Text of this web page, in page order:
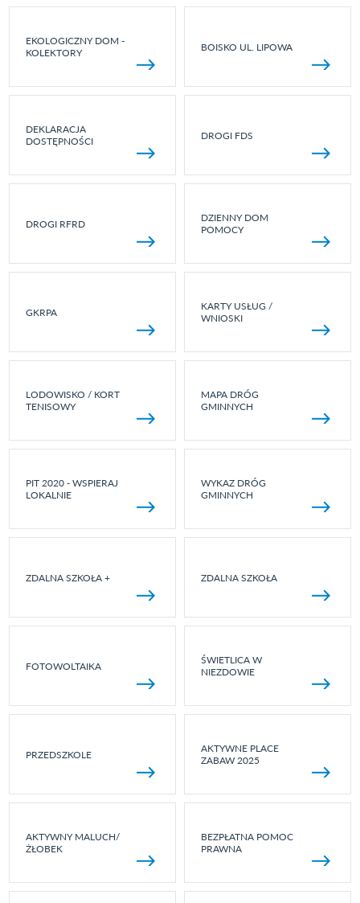
EKOLOGICZNY DOM -
KOLEKTORY
BOISKO UL. LIPOWA
DEKLARACJA
DOSTĘPNOŚCI
DROGI FDS
DROGI RFRD
DZIENNY DOM
POMOCY
GKRPA
KARTY USŁUG /
WNIOSKI
LODOWISKO / KORT
TENISOWY
MAPA DRÓG
GMINNYCH
PIT 2020 - WSPIERAJ
LOKALNIE
WYKAZ DRÓG
GMINNYCH
ZDALNA SZKOŁA + ZDALNA SZKOŁA
FOTOWOLTAIKA
ŚWIETLICA W
NIEZDOWIE
PRZEDSZKOLE
AKTYWNE PLACE
ZABAW 2025
AKTYWNY MALUCH/
ŻŁOBEK
BEZPŁATNA POMOC
PRAWNA